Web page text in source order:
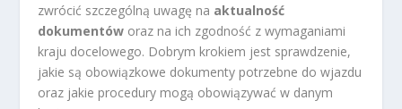
zwrócić szczególną uwagę na aktualność
dokumentów oraz na ich zgodność z wymaganiami
kraju docelowego. Dobrym krokiem jest sprawdzenie,
jakie są obowiązkowe dokumenty potrzebne do wjazdu
oraz jakie procedury mogą obowiązywać w danym